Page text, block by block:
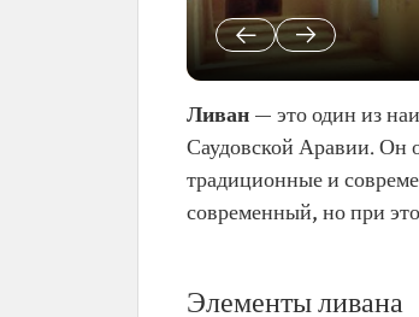
Ливан — это один из
Саудовской Аравии. Он
традиционные и
современный, но при
Элементы ливана